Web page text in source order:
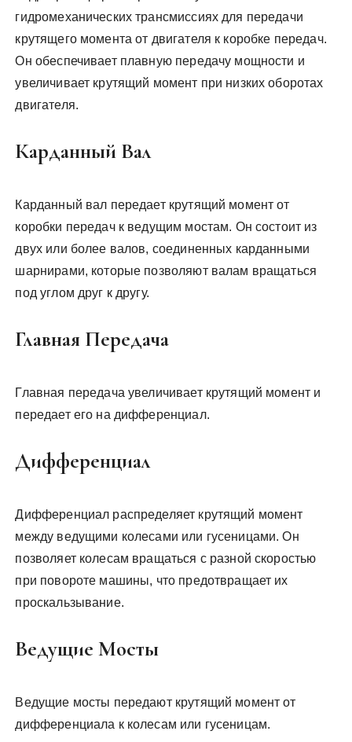
гидромеханических трансмиссиях для передачи
крутящего момента от двигателя к коробке передач.
Он обеспечивает плавную передачу мощности и
увеличивает крутящий момент при низких оборотах
двигателя.
Карданный Вал
Карданный вал передает крутящий момент от
коробки передач к ведущим мостам. Он состоит из
двух или более валов, соединенных карданными
шарнирами, которые позволяют валам вращаться
под углом друг к другу.
Главная Передача
Главная передача увеличивает крутящий момент и
передает его на дифференциал.
Дифференциал
Дифференциал распределяет крутящий момент
между ведущими колесами или гусеницами. Он
позволяет колесам вращаться с разной скоростью
при повороте машины, что предотвращает их
проскальзывание.
Ведущие Мосты
Ведущие мосты передают крутящий момент от
дифференциала к колесам или гусеницам.